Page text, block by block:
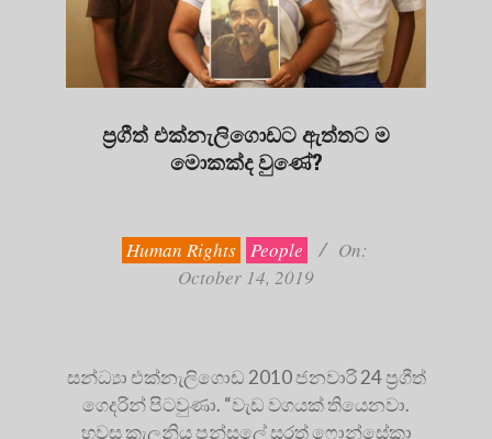
ප්‍රගීත් එක්නැලිගොඩට ඇත්තට ම
මොකක්ද වුණේ?
Human Rights People
On:
October 14, 2019
සන්ධ්‍යා එක්නැලිගොඩ 2010 ජනවාරි 24 ප්‍රගීත්
ගෙදරින් පිටවුණා. “වැඩ වගයක් තියෙනවා.
හවස කැලනිය පන්සලේ සරත් ෆොන්සේකා